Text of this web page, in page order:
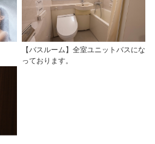
【バスルーム】全室ユニットバスにな
っております。